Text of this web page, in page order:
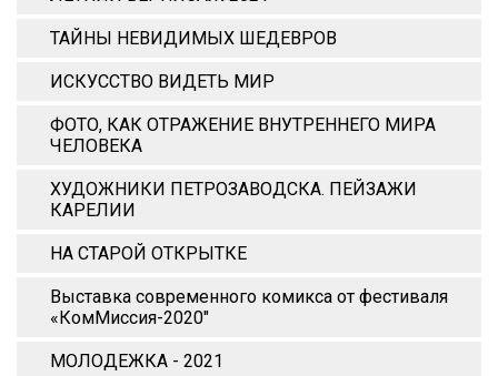
ТАЙНЫ НЕВИДИМЫХ ШЕДЕВРОВ
ИСКУССТВО ВИДЕТЬ МИР
ФОТО, КАК ОТРАЖЕНИЕ ВНУТРЕННЕГО МИРА
ЧЕЛОВЕКА
ХУДОЖНИКИ ПЕТРОЗАВОДСКА. ПЕЙЗАЖИ
КАРЕЛИИ
НА СТАРОЙ ОТКРЫТКЕ
Выставка современного комикса от фестиваля
«КомМиссия-2020"
МОЛОДЕЖКА - 2021